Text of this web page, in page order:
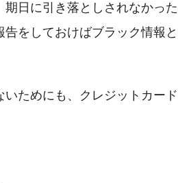
日に引き落としされなかっ
をしておけばブラック情報
ためにも、クレジットカー